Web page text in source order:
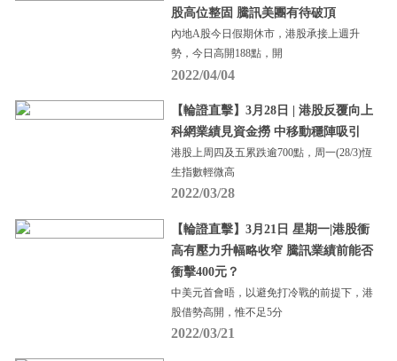
股高位整固 騰訊美團有待破頂
內地A股今日假期休市，港股承接上週升
勢，今日高開188點，開
2022/04/04
【輪證直擊】3月28日 | 港股反覆向上
科網業績見資金撈 中移動穩陣吸引
港股上周四及五累跌逾700點，周一(28/3)恆
生指數輕微高
2022/03/28
【輪證直擊】3月21日 星期一|港股衝
高有壓力升幅略收窄 騰訊業績前能否
衝擊400元？
中美元首會晤，以避免打冷戰的前提下，港
股借勢高開，惟不足5分
2022/03/21